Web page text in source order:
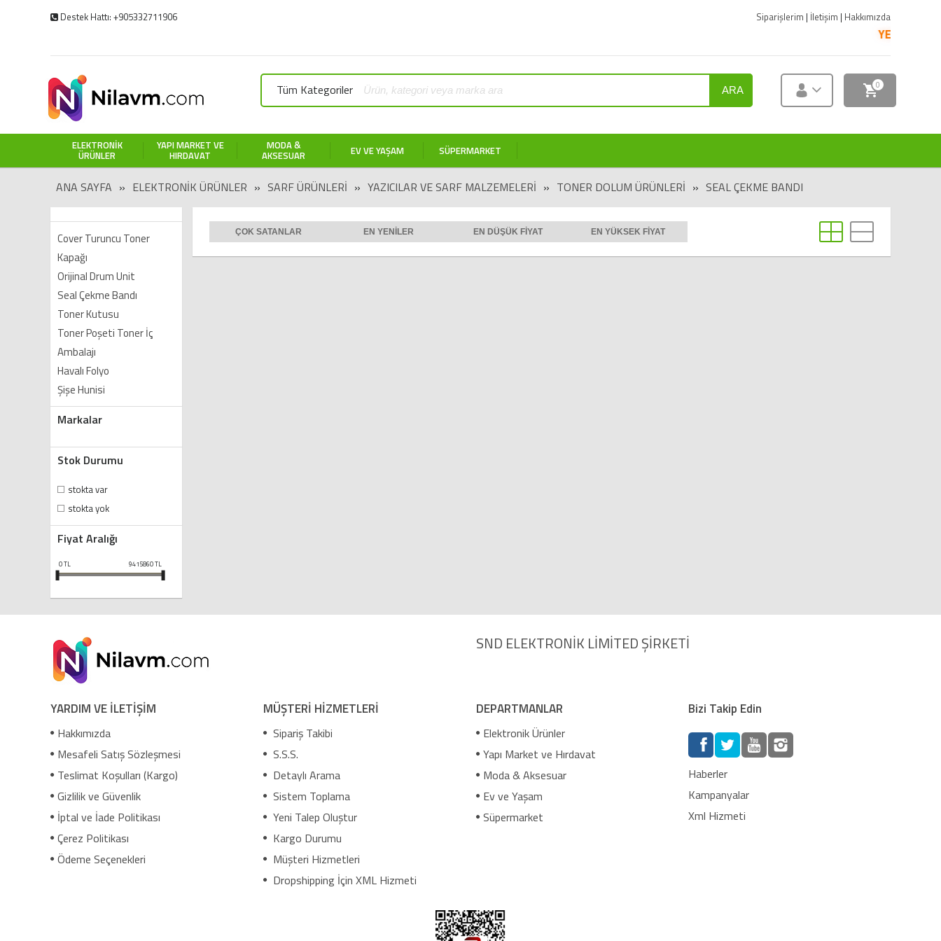
Destek Hattı: +905332711906 Siparişlerim | İletişim | Hakkımızda
YENİ ÜRÜNLER
Tüm Kategoriler ARA 0
ELEKTRONIK
ÜRÜNLER
YAPI MARKET VE
HIRDAVAT
MODA &
AKSESUAR EV VE YAŞAM SÜPERMARKET
ANA SAYFA » ELEKTRONIK ÜRÜNLER » SARF ÜRÜNLERI » YAZICILAR VE SARF MALZEMELERI » TONER DOLUM ÜRÜNLERI » SEAL ÇEKME BANDI
Cover Turuncu Toner
Kapağı
Orijinal Drum Unit
Seal Çekme Bandı
Toner Kutusu
Toner Poşeti Toner İç
Ambalajı
Havalı Folyo
Şişe Hunisi
Markalar
Stok Durumu
stokta var
stokta yok
Fiyat Aralığı
0TL 9415860TL
ÇOK SATANLAR EN YENILER EN DÜŞÜK FIYAT EN YÜKSEK FIYAT
SND ELEKTRONİK LİMİTED ŞİRKETİ
YARDIM VE İLETİŞİM
Hakkımızda
Mesafeli Satış Sözleşmesi
Teslimat Koşulları (Kargo)
Gizlilik ve Güvenlik
İptal ve İade Politikası
Çerez Politikası
Ödeme Seçenekleri
MÜŞTERİ HİZMETLERİ
Sipariş Takibi
S.S.S.
Detaylı Arama
Sistem Toplama
Yeni Talep Oluştur
Kargo Durumu
Müşteri Hizmetleri
Dropshipping İçin XML Hizmeti
DEPARTMANLAR
Elektronik Ürünler
Yapı Market ve Hırdavat
Moda & Aksesuar
Ev ve Yaşam
Süpermarket
Bizi Takip Edin
Haberler
Kampanyalar
Xml Hizmeti